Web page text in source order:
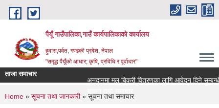
Skip to main content
पैयूँ गाउँपालिका,गाउँ कार्यपालिकाको कार्यालय
हुवास,पर्वत, गण्डकी प्रदेश, नेपाल
"समृद्ध पैयूँको आधार; कृषि, प्रविधि र पूर्वाधार"
ताजा समाचार
अनुदानमा मल बिक्री वितरणका लागि आवेदन दिने सम्बन्धी
सूचना तथा समाचार
You are here
Home » सूचना तथा जानकारी» सूचना तथा समाचार